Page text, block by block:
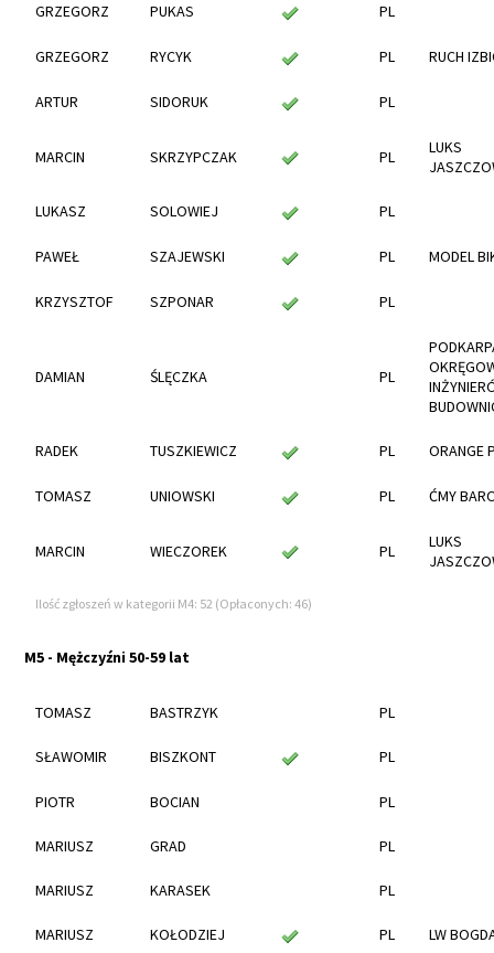
GRZEGORZ PUKAS PL
GRZEGORZ RYCYK PL RUCH
ARTUR SIDORUK PL
MARCIN SKRZYPCZAK PL
LUKS
LUKASZ SOLOWIEJ PL
PAWEŁ SZAJEWSKI PL MODEL
KRZYSZTOF SZPONAR PL
DAMIAN ŚLĘCZKA PL
RADEK TUSZKIEWICZ PL ORANGE
TOMASZ UNIOWSKI PL ĆMY
MARCIN WIECZOREK PL
LUKS
Ilość zgłoszeń w kategorii M4: 52 (Opłaconych: 46)
M5 - Mężczyźni 50-59 lat
TOMASZ BASTRZYK PL
SŁAWOMIR BISZKONT PL
PIOTR BOCIAN PL
MARIUSZ GRAD PL
MARIUSZ KARASEK PL
MARIUSZ KOŁODZIEJ PL LW